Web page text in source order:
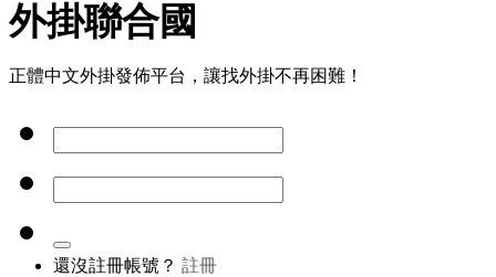
外掛聯合國
正體中文外掛發佈平台，讓找外掛不再困難！
還沒註冊帳號？ 註冊